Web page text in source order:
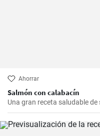
Ahorrar
Salmón con calabacín
Una gran receta saludable